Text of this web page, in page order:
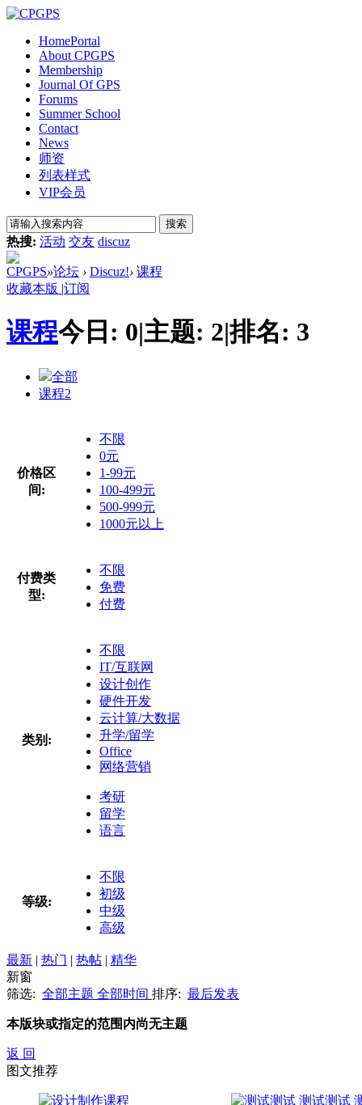
HomePortal
About CPGPS
Membership
Journal Of GPS
Forums
Summer School
Contact
News
师资
列表样式
VIP会员
搜索
热搜: 活动 交友 discuz
CPGPS»论坛 › Discuz!› 课程
收藏本版 |订阅
课程今日: 0|主题: 2|排名: 3
全部
课程2
价格区
间:
不限
0元
1-99元
100-499元
500-999元
1000元以上
付费类
型:
不限
免费
付费
类别:
不限
IT/互联网
设计创作
硬件开发
云计算/大数据
升学/留学
Office
网络营销
考研
留学
语言
等级:
不限
初级
中级
高级
最新 | 热门 | 热帖 | 精华
新窗
筛选: 全部主题 全部时间 排序: 最后发表
本版块或指定的范围内尚无主题
返 回
图文推荐